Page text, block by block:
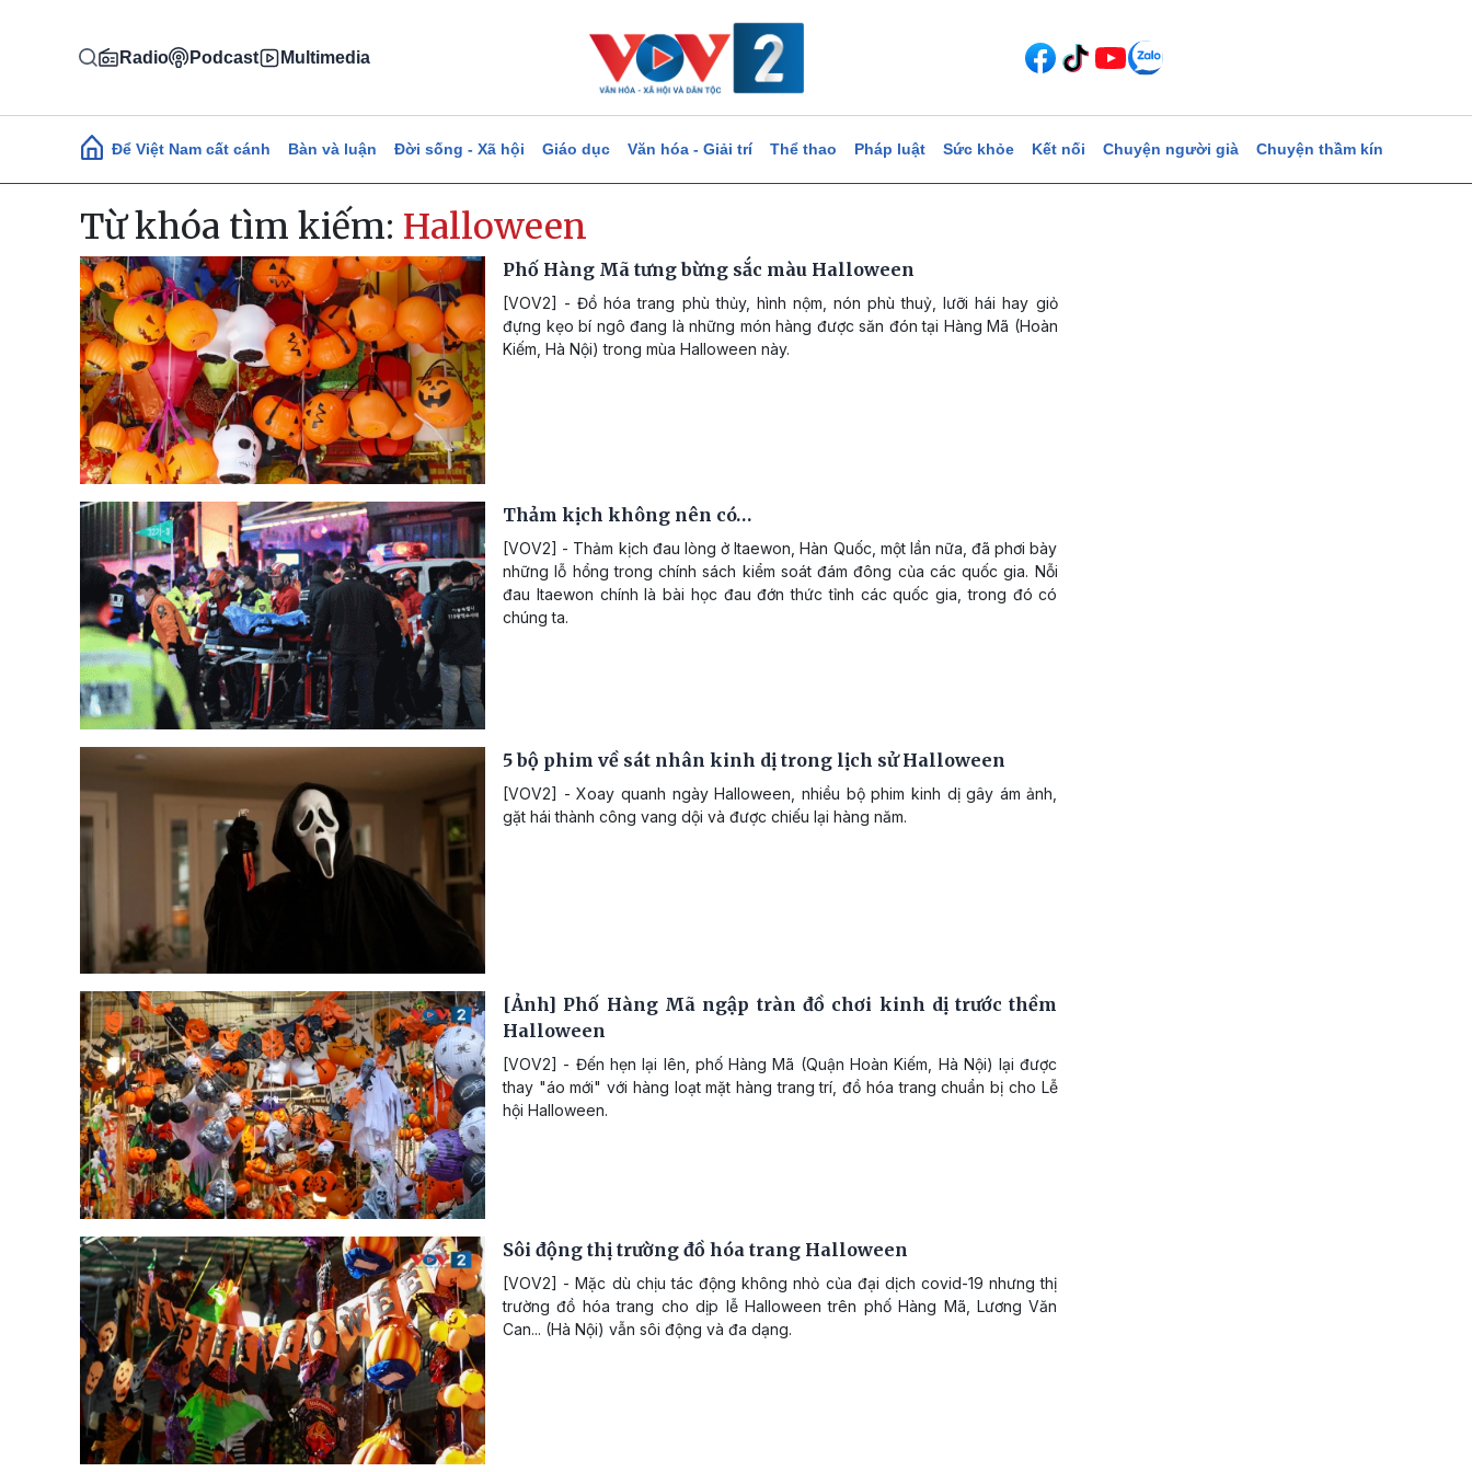
Radio Podcast Multimedia
Main navigation
Để Việt Nam cất cánh Bàn và luận Đời sống - Xã hội Giáo dục Văn hóa - Giải trí Thể thao Pháp luật Sức khỏe Kết nối Chuyện người già Chuyện thầm kín
Từ khóa tìm kiếm: Halloween
Phố Hàng Mã tưng bừng sắc màu Halloween
[VOV2] - Đồ hóa trang phù thủy, hình nộm, nón phù thuỷ, lưỡi hái hay giỏ
đựng kẹo bí ngô đang là những món hàng được săn đón tại Hàng Mã (Hoàn
Kiếm, Hà Nội) trong mùa Halloween này.
Thảm kịch không nên có…
[VOV2] - Thảm kịch đau lòng ở Itaewon, Hàn Quốc, một lần nữa, đã phơi bày
những lỗ hổng trong chính sách kiểm soát đám đông của các quốc gia. Nỗi
đau Itaewon chính là bài học đau đớn thức tỉnh các quốc gia, trong đó có
chúng ta.
5 bộ phim về sát nhân kinh dị trong lịch sử Halloween
[VOV2] - Xoay quanh ngày Halloween, nhiều bộ phim kinh dị gây ám ảnh,
gặt hái thành công vang dội và được chiếu lại hàng năm.
[Ảnh] Phố Hàng Mã ngập tràn đồ chơi kinh dị trước thềm
Halloween
[VOV2] - Đến hẹn lại lên, phố Hàng Mã (Quận Hoàn Kiếm, Hà Nội) lại được
thay "áo mới" với hàng loạt mặt hàng trang trí, đồ hóa trang chuẩn bị cho Lễ
hội Halloween.
Sôi động thị trường đồ hóa trang Halloween
[VOV2] - Mặc dù chịu tác động không nhỏ của đại dịch covid-19 nhưng thị
trường đồ hóa trang cho dịp lễ Halloween trên phố Hàng Mã, Lương Văn
Can... (Hà Nội) vẫn sôi động và đa dạng.